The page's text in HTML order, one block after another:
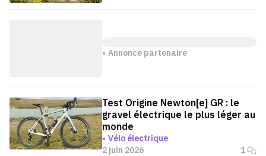
Annonce partenaire
Test Origine Newton[e] GR : le
gravel électrique le plus léger au
monde
Vélo électrique
2 juin 2026
1